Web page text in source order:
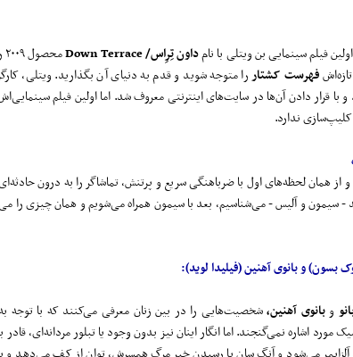
فیلم سینمایی بن ویتلی با نامداون تِرِاس/ Down Terrace
فهرست کشتاررا متوجه شوید و قدم به دنیای آن بگذارید. ویتلی،
قرار دادن آن‌ها در سایت‌های اینترنتی معروف شد. اما اولین فیلم
ندارد.
از همان لحظه‌های اول با ضرباهنگی سریع و پرتنش، تماشاگر را به درون
سیمون و آلیس - می‌شناسیم، بعد با سیمون همراه می‌شویم و همان چیزی را
بسون) و بانوی آهنین (فیلیدا لوید):
وبانوی آهنین،شخصیت‌هایی را در بین زنان معرفی می‌کنند که با توجه
مورد اشاره نمی‌گنجند. اما انگار اینان نیز بدون وجود یا تبلور